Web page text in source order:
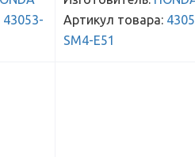
43053-
Артикул товара:
SM4-E51